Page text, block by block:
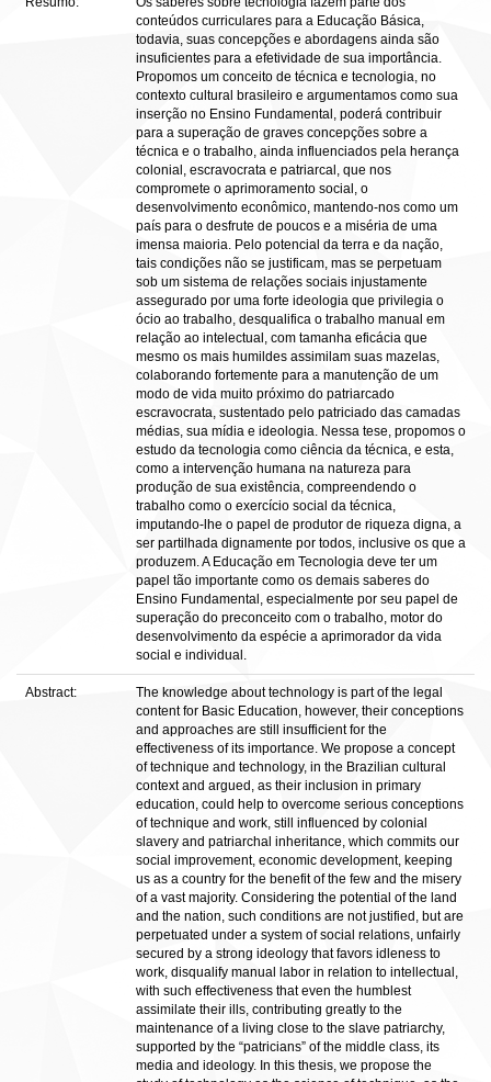
conteúdos curriculares para a Educação Básica,
todavia, suas concepções e abordagens ainda são
insuficientes para a efetividade de sua importância.
Propomos um conceito de técnica e tecnologia, no
contexto cultural brasileiro e argumentamos como sua
inserção no Ensino Fundamental, poderá contribuir
para a superação de graves concepções sobre a
técnica e o trabalho, ainda influenciados pela herança
colonial, escravocrata e patriarcal, que nos
compromete o aprimoramento social, o
desenvolvimento econômico, mantendo-nos como um
país para o desfrute de poucos e a miséria de uma
imensa maioria. Pelo potencial da terra e da nação,
tais condições não se justificam, mas se perpetuam
sob um sistema de relações sociais injustamente
assegurado por uma forte ideologia que privilegia o
ócio ao trabalho, desqualifica o trabalho manual em
relação ao intelectual, com tamanha eficácia que
mesmo os mais humildes assimilam suas mazelas,
colaborando fortemente para a manutenção de um
modo de vida muito próximo do patriarcado
escravocrata, sustentado pelo patriciado das camadas
médias, sua mídia e ideologia. Nessa tese, propomos o
estudo da tecnologia como ciência da técnica, e esta,
como a intervenção humana na natureza para
produção de sua existência, compreendendo o
trabalho como o exercício social da técnica,
imputando-lhe o papel de produtor de riqueza digna, a
ser partilhada dignamente por todos, inclusive os que a
produzem. A Educação em Tecnologia deve ter um
papel tão importante como os demais saberes do
Ensino Fundamental, especialmente por seu papel de
superação do preconceito com o trabalho, motor do
desenvolvimento da espécie a aprimorador da vida
social e individual.
Abstract:
The knowledge about technology is part of the legal
content for Basic Education, however, their conceptions
and approaches are still insufficient for the
effectiveness of its importance. We propose a concept
of technique and technology, in the Brazilian cultural
context and argued, as their inclusion in primary
education, could help to overcome serious conceptions
of technique and work, still influenced by colonial
slavery and patriarchal inheritance, which commits our
social improvement, economic development, keeping
us as a country for the benefit of the few and the misery
of a vast majority. Considering the potential of the land
and the nation, such conditions are not justified, but are
perpetuated under a system of social relations, unfairly
secured by a strong ideology that favors idleness to
work, disqualify manual labor in relation to intellectual,
with such effectiveness that even the humblest
assimilate their ills, contributing greatly to the
maintenance of a living close to the slave patriarchy,
supported by the “patricians” of the middle class, its
media and ideology. In this thesis, we propose the